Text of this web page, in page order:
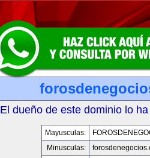
El dueño de este dominio lo
Mayusculas:
Minusculas: